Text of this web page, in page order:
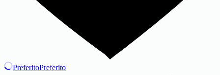
PreferitoPreferito